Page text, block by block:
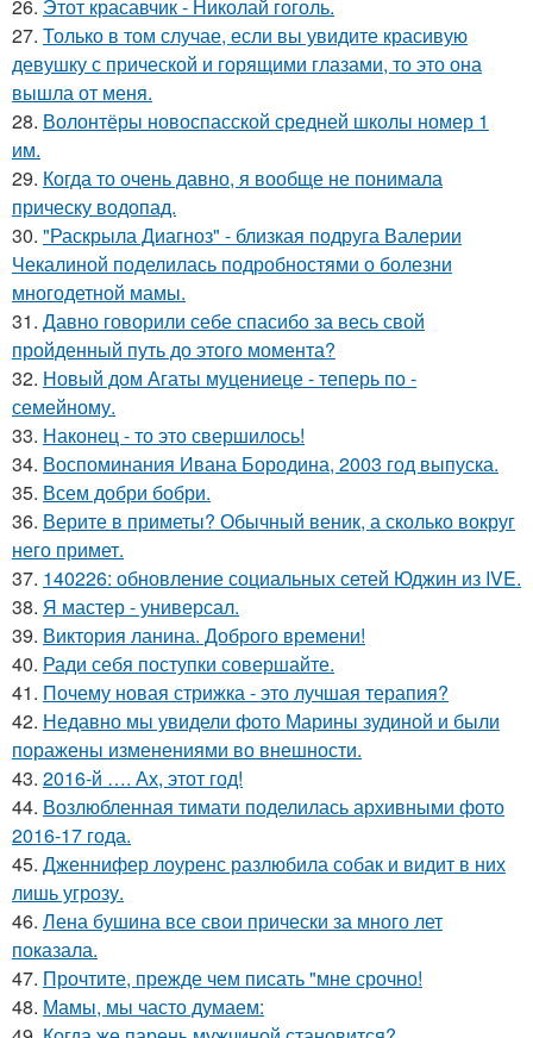
26. Этот красавчик - Николай гоголь.
27. Только в том случае, если вы увидите красивую
девушку с прической и горящими глазами, то это она
вышла от меня.
28. Волонтёры новоспасской средней школы номер 1
им.
29. Когда то очень давно, я вообще не понимала
прическу водопад.
30. "Раскрыла Диагноз" - близкая подруга Валерии
Чекалиной поделилась подробностями о болезни
многодетной мамы.
31. Давно говорили себе спасибo за весь свой
пройденный путь до этого момента?
32. Новый дом Агаты муцениеце - теперь по -
семейному.
33. Наконец - то это свершилось!
34. Воспоминания Ивана Бородина, 2003 год выпуска.
35. Всем добри бобри.
36. Верите в приметы? Обычный веник, а сколько вокруг
него примет.
37. 140226: обновление социальных сетей Юджин из IVE.
38. Я мастер - универсал.
39. Виктория ланина. Доброго времени!
40. Ради себя поступки совершайте.
41. Почему новая стрижка - это лучшая терапия?
42. Недавно мы увидели фото Марины зудиной и были
поражены изменениями во внешности.
43. 2016-й …. Ах, этот год!
44. Возлюбленная тимати поделилась архивными фото
2016-17 года.
45. Дженнифер лоуренс разлюбила собак и видит в них
лишь угрозу.
46. Лена бушина все свои прически за много лет
показала.
47. Прочтите, прежде чем писать "мне срочно!
48. Мамы, мы часто думаем: